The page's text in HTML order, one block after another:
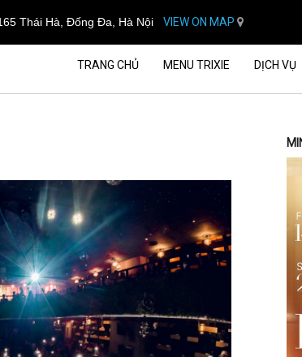
Thái Hà, Đống Đa, Hà Nội VIEW ON MAP
TRANG CHỦ MENU TRIXIE DỊCH VỤ